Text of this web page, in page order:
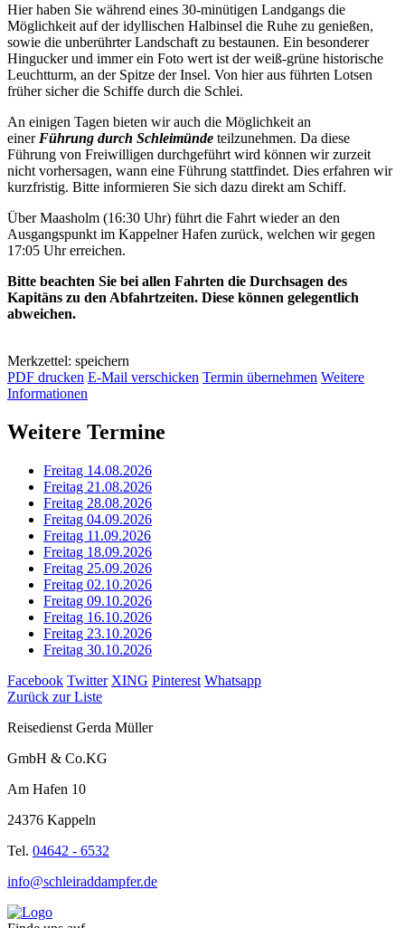
Hier haben Sie während eines 30-minütigen Landgangs die
Möglichkeit auf der idyllischen Halbinsel die Ruhe zu genießen,
sowie die unberührter Landschaft zu bestaunen. Ein besonderer
Hingucker und immer ein Foto wert ist der weiß-grüne historische
Leuchtturm, an der Spitze der Insel. Von hier aus führten Lotsen
früher sicher die Schiffe durch die Schlei.
An einigen Tagen bieten wir auch die Möglichkeit an
einer Führung durch Schleimünde teilzunehmen. Da diese
Führung von Freiwilligen durchgeführt wird können wir zurzeit
nicht vorhersagen, wann eine Führung stattfindet. Dies erfahren wir
kurzfristig. Bitte informieren Sie sich dazu direkt am Schiff.
Über Maasholm (16:30 Uhr) führt die Fahrt wieder an den
Ausgangspunkt im Kappelner Hafen zurück, welchen wir gegen
17:05 Uhr erreichen.
Bitte beachten Sie bei allen Fahrten die Durchsagen des
Kapitäns zu den Abfahrtzeiten. Diese können gelegentlich
abweichen.
Merkzettel: speichern
PDF drucken E-Mail verschicken Termin übernehmen Weitere
Informationen
Weitere Termine
Freitag 14.08.2026
Freitag 21.08.2026
Freitag 28.08.2026
Freitag 04.09.2026
Freitag 11.09.2026
Freitag 18.09.2026
Freitag 25.09.2026
Freitag 02.10.2026
Freitag 09.10.2026
Freitag 16.10.2026
Freitag 23.10.2026
Freitag 30.10.2026
Facebook Twitter XING Pinterest Whatsapp
Zurück zur Liste
Reisedienst Gerda Müller
GmbH & Co.KG
Am Hafen 10
24376 Kappeln
Tel. 04642 - 6532
info@schleiraddampfer.de